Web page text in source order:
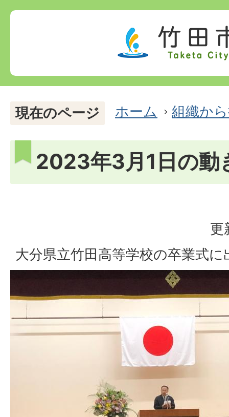
現在のページ ホーム 組織か
2023年3月1日の動
更
大分県立竹田高等学校の卒業式